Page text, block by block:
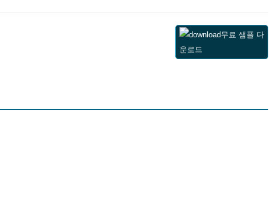
무료 샘플 다
운로드